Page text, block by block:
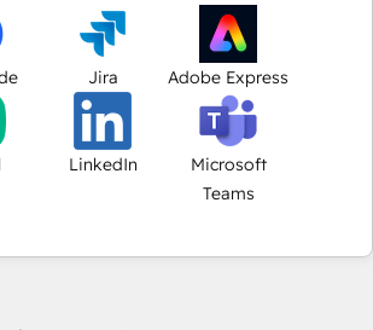
Jira Adobe Express
LinkedIn
Microsoft
Teams